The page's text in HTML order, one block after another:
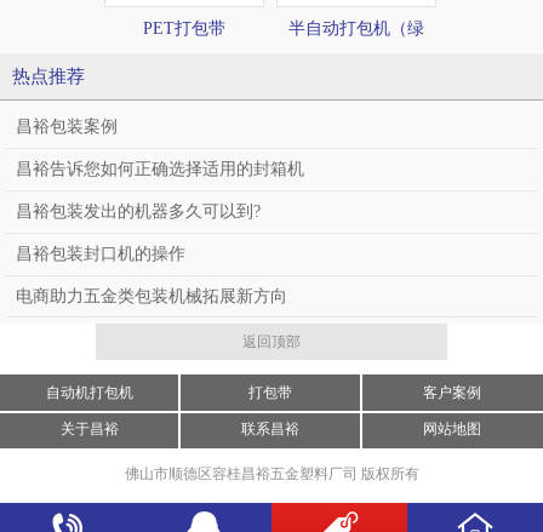
PET打包带 半自动打包机（绿
热点推荐
昌裕包装案例
昌裕告诉您如何正确选择适用的封箱机
昌裕包装发出的机器多久可以到?
昌裕包装封口机的操作
电商助力五金类包装机械拓展新方向
返回顶部
自动机打包机 打包带 客户案例
关于昌裕 联系昌裕 网站地图
佛山市顺德区容桂昌裕五金塑料厂司 版权所有